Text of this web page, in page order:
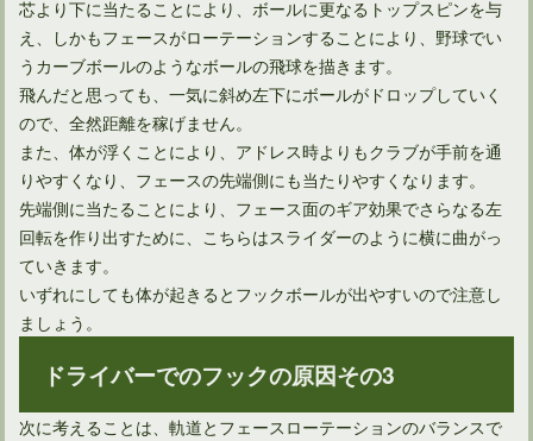
ユーティリティは打ち方によってボール位置を変えればOK！
芯より下に当たることにより、ボールに更なるトップスピンを与
え、しかもフェースがローテーションすることにより、野球でい
うカーブボールのようなボールの飛球を描きます。
飛んだと思っても、一気に斜め左下にボールがドロップしていく
ので、全然距離を稼げません。
また、体が浮くことにより、アドレス時よりもクラブが手前を通
りやすくなり、フェースの先端側にも当たりやすくなります。
先端側に当たることにより、フェース面のギア効果でさらなる左
回転を作り出すために、こちらはスライダーのように横に曲がっ
ていきます。
いずれにしても体が起きるとフックボールが出やすいので注意し
ましょう。
ドライバーでのフックの原因その3
次に考えることは、軌道とフェースローテーションのバランスで